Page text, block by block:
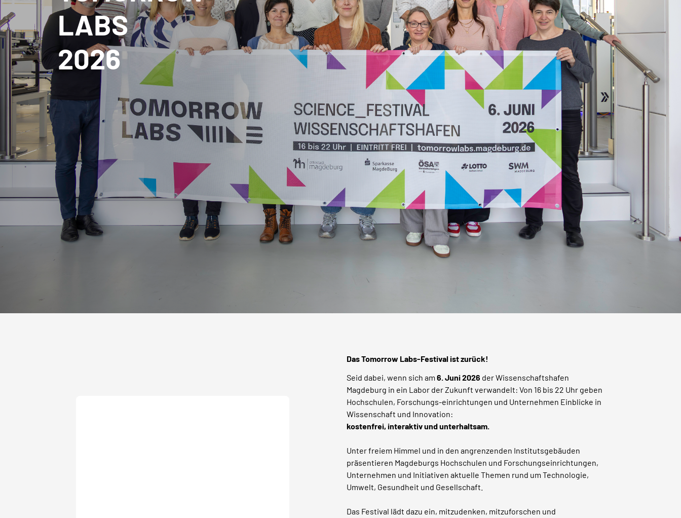
LABS
2026
Das Tomorrow Labs-Festival ist zurück!
Seid dabei, wenn sich am 6. Juni 2026 der Wissenschaftshafen
Magdeburg in ein Labor der Zukunft verwandelt: Von 16 bis 22 Uhr geben
Hochschulen, Forschungs-einrichtungen und Unternehmen Einblicke in
Wissenschaft und Innovation:
kostenfrei, interaktiv und unterhaltsam.
Unter freiem Himmel und in den angrenzenden Institutsgebäuden
präsentieren Magdeburgs Hochschulen und Forschungseinrichtungen,
Unternehmen und Initiativen aktuelle Themen rund um Technologie,
Umwelt, Gesundheit und Gesellschaft.
Das Festival lädt dazu ein, mitzudenken, mitzuforschen und